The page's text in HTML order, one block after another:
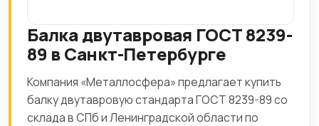
Балка двутавровая ГОСТ 8239-
89 в Санкт-Петербурге
Компания «Металлосфера» предлагает купить
балку двутавровую стандарта ГОСТ 8239-89 со
склада в СПб и Ленинградской области по